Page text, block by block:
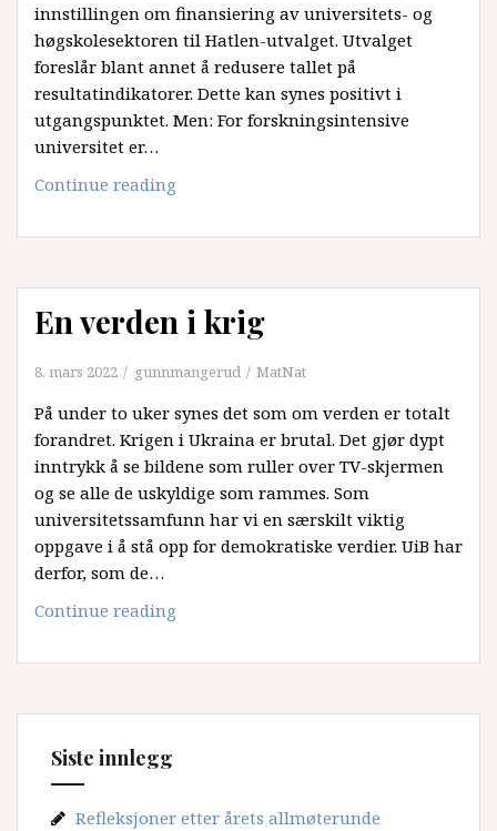
innstillingen om finansiering av universitets- og
høgskolesektoren til Hatlen-utvalget. Utvalget
foreslår blant annet å redusere tallet på
resultatindikatorer. Dette kan synes positivt i
utgangspunktet. Men: For forskningsintensive
universitet er…
Continue reading
forskning
En verden i krig
8. mars 2022 gunnmangerud MatNat
På under to uker synes det som om verden er totalt
forandret. Krigen i Ukraina er brutal. Det gjør dypt
inntrykk å se bildene som ruller over TV-skjermen
og se alle de uskyldige som rammes. Som
universitetssamfunn har vi en særskilt viktig
oppgave i å stå opp for demokratiske verdier. UiB har
derfor, som de…
Continue reading
i
Siste innlegg
Refleksjoner etter årets allmøterunde